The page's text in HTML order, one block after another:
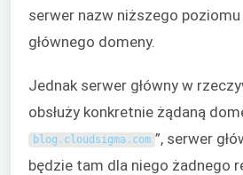
serwer nazw niższego
głównego domeny.
Jednak serwer główny w
obsłuży konkretnie żądaną
blog . cloudsigma . com ”, serwer
będzie tam dla niego żadnego